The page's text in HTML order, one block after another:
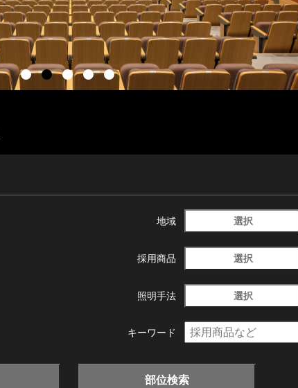
地域 選択
採用商品 選択
照明手法 選択
キーワード
部位検索